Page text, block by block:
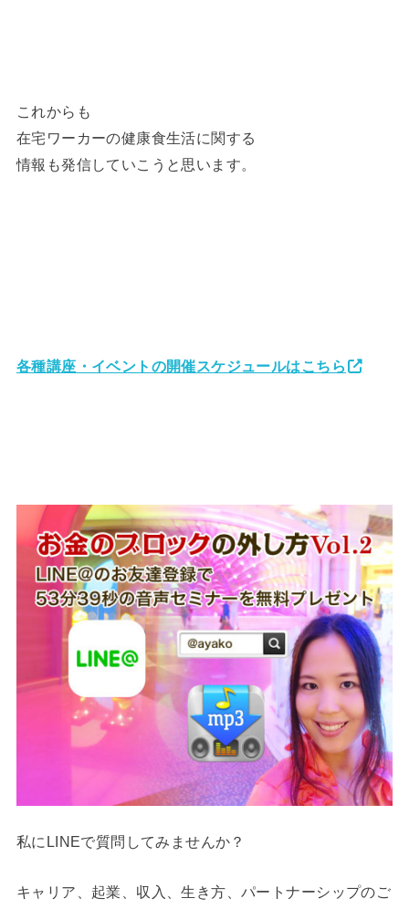
これからも
在宅ワーカーの健康食生活に関する
情報も発信していこうと思います。
各種講座・イベントの開催スケジュールはこちら
私にLINEで質問してみませんか？
キャリア、起業、収入、生き方、パートナーシップのご